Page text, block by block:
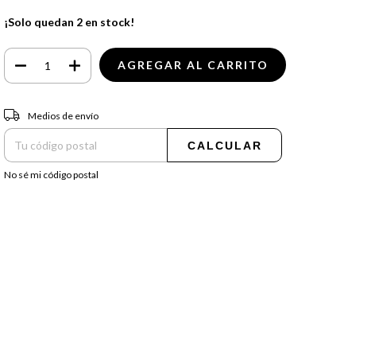
¡Solo quedan 2 en stock!
Entregas para el CP:
Medios de envío
CALCULAR
No sé mi código postal